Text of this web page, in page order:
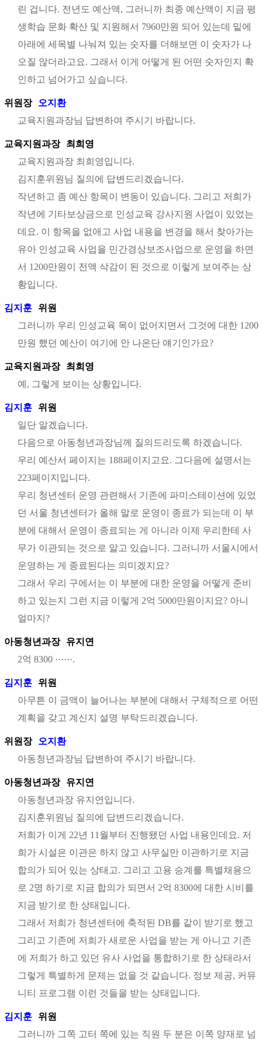
린 겁니다. 전년도 예산액, 그러니까 최종 예산액이 지금 평
생학습 문화 확산 및 지원해서 7960만원 되어 있는데 밑에
아래에 세목별 나눠져 있는 숫자를 더해보면 이 숫자가 나
오질 않더라고요. 그래서 이게 어떻게 된 어떤 숫자인지 확
인하고 넘어가고 싶습니다.
위원장
오지환
교육지원과장님 답변하여 주시기 바랍니다.
교육지원과장
최희영
교육지원과장 최희영입니다.
김지훈위원님 질의에 답변드리겠습니다.
작년하고 좀 예산 항목이 변동이 있습니다. 그리고 저희가
작년에 기타보상금으로 인성교육 강사지원 사업이 있었는
데요. 이 항목을 없애고 사업 내용을 변경을 해서 찾아가는
유아 인성교육 사업을 민간경상보조사업으로 운영을 하면
서 1200만원이 전액 삭감이 된 것으로 이렇게 보여주는 상
황입니다.
김지훈
위원
그러니까 우리 인성교육 목이 없어지면서 그것에 대한 1200
만원 했던 예산이 여기에 안 나온단 얘기인가요?
교육지원과장
최희영
예, 그렇게 보이는 상황입니다.
김지훈
위원
일단 알겠습니다.
다음으로 아동청년과장님께 질의드리도록 하겠습니다.
우리 예산서 페이지는 188페이지고요. 그다음에 설명서는
223페이지입니다.
우리 청년센터 운영 관련해서 기존에 파미스테이션에 있었
던 서울 청년센터가 올해 말로 운영이 종료가 되는데 이 부
분에 대해서 운영이 종료되는 게 아니라 이제 우리한테 사
무가 이관되는 것으로 알고 있습니다. 그러니까 서울시에서
운영하는 게 종료된다는 의미겠지요?
그래서 우리 구에서는 이 부분에 대한 운영을 어떻게 준비
하고 있는지 그런 지금 이렇게 2억 5000만원이지요? 아니
얼마지?
아동청년과장
유지연
2억 8300 ······.
김지훈
위원
아무튼 이 금액이 늘어나는 부분에 대해서 구체적으로 어떤
계획을 갖고 계신지 설명 부탁드리겠습니다.
위원장
오지환
아동청년과장님 답변하여 주시기 바랍니다.
아동청년과장
유지연
아동청년과장 유지연입니다.
김지훈위원님 질의에 답변드리겠습니다.
저희가 이게 22년 11월부터 진행됐던 사업 내용인데요. 저
희가 시설은 이관은 하지 않고 사무실만 이관하기로 지금
합의가 되어 있는 상태고. 그리고 고용 승계를 특별채용으
로 2명 하기로 지금 합의가 되면서 2억 8300에 대한 시비를
지금 받기로 한 상태입니다.
그래서 저희가 청년센터에 축적된 DB를 같이 받기로 했고
그리고 기존에 저희가 새로운 사업을 받는 게 아니고 기존
에 저희가 하고 있던 유사 사업을 통합하기로 한 상태라서
그렇게 특별하게 문제는 없을 것 같습니다. 정보 제공, 커뮤
니티 프로그램 이런 것들을 받는 상태입니다.
김지훈
위원
그러니까 그쪽 고터 쪽에 있는 직원 두 분은 이쪽 양재로 넘